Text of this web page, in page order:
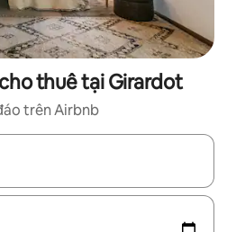
thuê tại Girardot
trên Airbnb
hướng bằng phím mũi tên lên và